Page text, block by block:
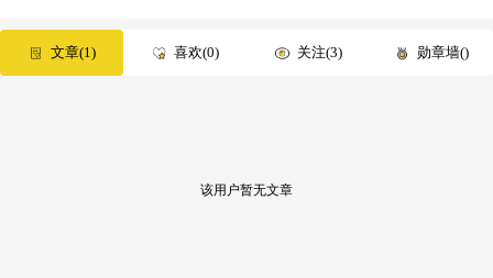
文章 1 喜欢 0 关注 3 勋章墙
该用户暂无文章